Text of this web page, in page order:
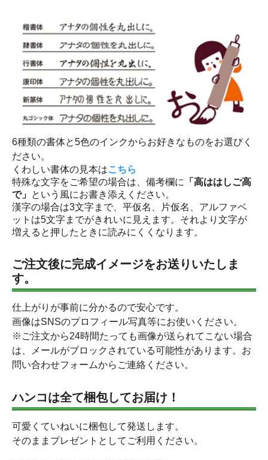
6種類の書体と5色のインクからお好きなものをお選びく
ださい。
くわしい書体の見本はこちら
特殊な文字をご希望の場合は、備考欄に
「高ははしご高
で」 という風にお書き添えください。
漢字の場合は3文字まで、平仮名、片仮名、アルファベ
ットは5文字までがきれいに見えます。それより文字が
増えると押したときに読みにくくなります。
ご注文後に完成イメージをお送りいたしま
す。
仕上がりが事前に分かるので安心です。
画像はSNSのプロフィール写真等にお使いください。
※ご注文から24時間たっても画像が送られてこない場合
は、メールがブロックされている可能性があります。お
問い合わせフォームからご連絡ください。
ハンコは全て梱包してお届け！
可愛くていねいに梱包して発送します。
そのままプレゼントとしてご利用ください。